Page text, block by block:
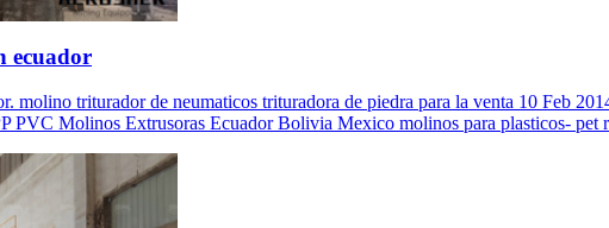
ecuador
molino triturador de neumaticos trituradora de piedra para la venta 10
PVC Molinos Extrusoras Ecuador Bolivia Mexico molinos para plasticos- pet